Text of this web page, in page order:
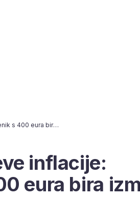
Knjiga Plenkovićeve inflacije: 'Umirovljenik s 400 eura bira između hrane i režija'
inflacije:
eura bira